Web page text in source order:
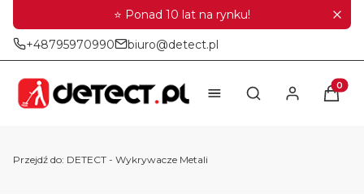
⭐ Ponad 10 lat na rynku!
+48795970990 biuro@detect.pl
Otwórz
Przejdź do: DETECT - Wykrywacze Metali